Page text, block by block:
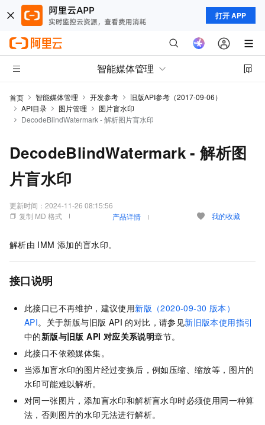
打开 APP
智能媒体管理
首页 智能媒体管理 开发参考
旧版API参考（2017-09-06）
API目录
图片管理
图片盲水印
DecodeBlindWatermark - 解析图片盲水印
DecodeBlindWatermark - 解析图
片盲水印
更新时间： 2024-11-26 08:15:56
复制 MD 格式
产品详情 我的收藏
解析由 IMM 添加的盲水印。
接口说明
此接口已不再维护，建议使用新版（2020-09-30 版本）
API。关于新版与旧版 API 的对比，请参见新旧版本使用指引
中的新版与旧版 API 对应关系说明章节。
此接口不依赖媒体集。
当添加盲水印的图片经过变换后，例如压缩、缩放等，图片的
水印可能难以解析。
对同一张图片，添加盲水印和解析盲水印时必须使用同一种算
法，否则图片的水印无法进行解析。